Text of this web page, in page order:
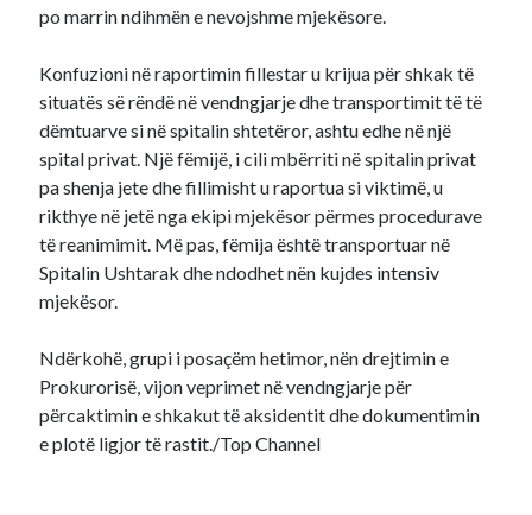
po marrin ndihmën e nevojshme mjekësore.
Konfuzioni në raportimin fillestar u krijua për shkak të
situatës së rëndë në vendngjarje dhe transportimit të të
dëmtuarve si në spitalin shtetëror, ashtu edhe në një
spital privat. Një fëmijë, i cili mbërriti në spitalin privat
pa shenja jete dhe fillimisht u raportua si viktimë, u
rikthye në jetë nga ekipi mjekësor përmes procedurave
të reanimimit. Më pas, fëmija është transportuar në
Spitalin Ushtarak dhe ndodhet nën kujdes intensiv
mjekësor.
Ndërkohë, grupi i posaçëm hetimor, nën drejtimin e
Prokurorisë, vijon veprimet në vendngjarje për
përcaktimin e shkakut të aksidentit dhe dokumentimin
e plotë ligjor të rastit./Top Channel